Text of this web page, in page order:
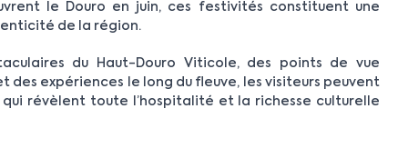
le Douro en juin, ces festivités constituent une
de la région.
du Haut-Douro Viticole, des points de vue
des expériences le long du fleuve, les visiteurs peuvent
révèlent toute l’hospitalité et la richesse culturelle